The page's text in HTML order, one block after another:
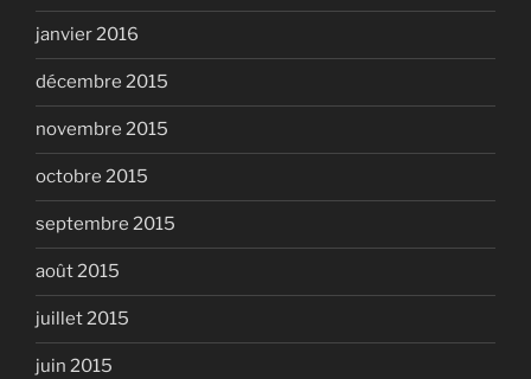
janvier 2016
décembre 2015
novembre 2015
octobre 2015
septembre 2015
août 2015
juillet 2015
juin 2015